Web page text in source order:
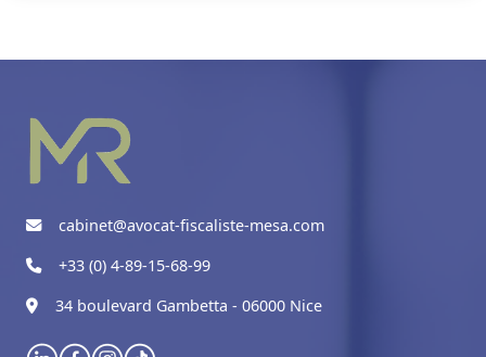
cabinet@avocat-fiscaliste-mesa.com
+33 (0) 4-89-15-68-99
34 boulevard Gambetta - 06000 Nice